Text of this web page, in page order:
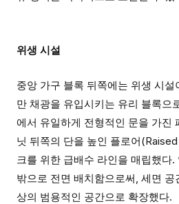
위생 시설
중앙 가구 블록 뒤쪽에는 위생 시
만 채광을 유입시키는 유리 블록으
에서 유일하게 전형적인 문을 가진
닛 뒤쪽의 단을 높인 플로어
크를 위한 급배수 라인을 매립했다
밖으로 전면 배치함으로써, 세면
상의 범용적인 공간으로 확장했다.